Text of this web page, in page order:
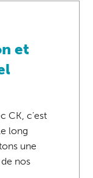
et
CK, c’est
long
une
nos